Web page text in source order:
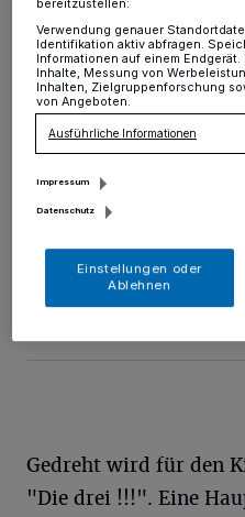
Kreis·Nach "Samba in
36" (2009) und "Hotel
wieder für einen Kinofilm
denen auch Statisten aus
werden, finden im alten
06.08.2018 , 18:43 Uhr
Gedreht wird für den
"Die drei !!!". Eine
bereitzustellen:
Verwendung genauer
Identifikation aktiv abfragen.
Informationen auf einem
Inhalte, Messung von
Inhalten, Zielgruppenforschung
von Angeboten.
Ausführliche Informationen
Impressum
Datenschutz
Einstellungen oder
Ablehnen